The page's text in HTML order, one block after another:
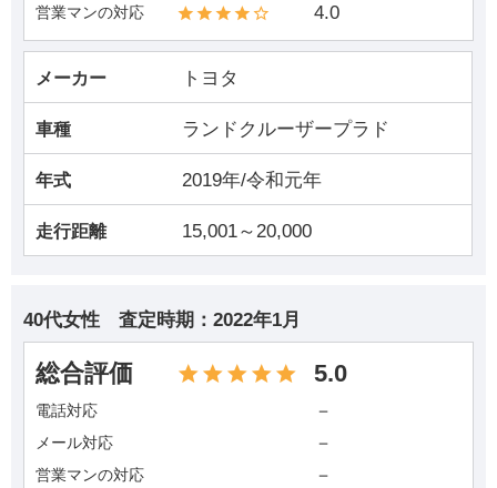
営業マンの対応 4.0
メーカー トヨタ
車種 ランドクルーザープラド
年式 2019年/令和元年
走行距離 15,001～20,000
40代女性 査定時期： 2022年1月
総合評価 5.0
電話対応 －
メール対応 －
営業マンの対応 －